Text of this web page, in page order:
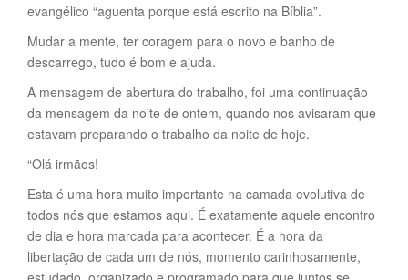
evangélico “aguenta porque está escrito na Bíblia”.
Mudar a mente, ter coragem para o novo e banho de
descarrego, tudo é bom e ajuda.
A mensagem de abertura do trabalho, foi uma continuação
da mensagem da noite de ontem, quando nos avisaram que
estavam preparando o trabalho da noite de hoje.
“Olá irmãos!
Esta é uma hora muito importante na camada evolutiva de
todos nós que estamos aqui. É exatamente aquele encontro
de dia e hora marcada para acontecer. É a hora da
libertação de cada um de nós, momento carinhosamente,